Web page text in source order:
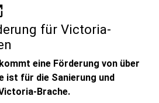
für Victoria-
eine Förderung von über
ist für die Sanierung und
Brache.